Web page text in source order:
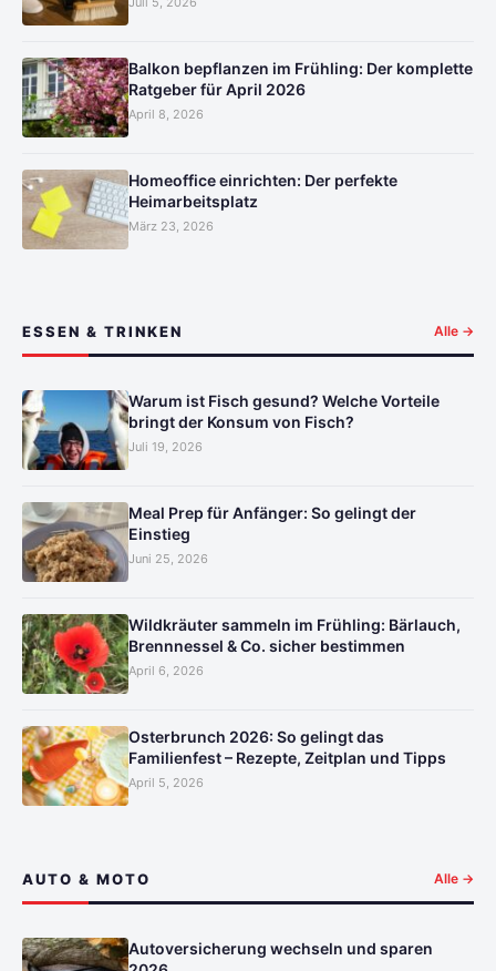
Balkon bepflanzen im Frühling: Der komplette
Ratgeber für April 2026
April 8, 2026
Homeoffice einrichten: Der perfekte
Heimarbeitsplatz
März 23, 2026
ESSEN & TRINKEN Alle →
Warum ist Fisch gesund? Welche Vorteile
bringt der Konsum von Fisch?
Juli 19, 2026
Meal Prep für Anfänger: So gelingt der
Einstieg
Juni 25, 2026
Wildkräuter sammeln im Frühling: Bärlauch,
Brennnessel & Co. sicher bestimmen
April 6, 2026
Osterbrunch 2026: So gelingt das
Familienfest – Rezepte, Zeitplan und Tipps
April 5, 2026
AUTO & MOTO Alle →
Autoversicherung wechseln und sparen